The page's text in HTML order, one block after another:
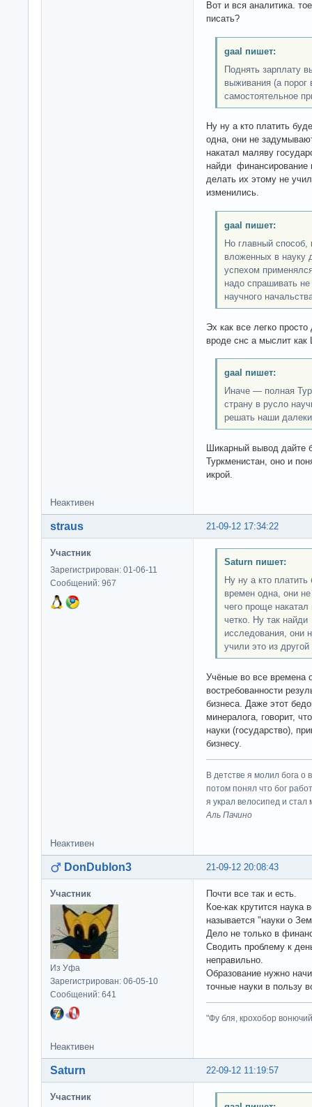
Вот и вся аналитика.
писать?
gaal пишет:
Поднять зарплату
выживания (а
самостоятельное
Ну ну а кто платить
одна, они не
накатал маляву
найди финансирование
делать их этому не
изменились.
gaal пишет:
Но главный способ,
вложенных в науку
успехом
надо спрашивать
научного
Эх как все легко
вроде снс а мыслит как
gaal пишет:
Иначе — полная
страну в русло
решать наши
Шикарный вывод дайте
Туркменистан, оно и
икрой.
Неактивен
21-09-12 17:34:22
straus
Участник
Зарегистрирован: 01-06-11
Сообщений: 967
Saturn пишет:
Ну ну а кто
времен одна, они
чего проще накатал
четко. Ну так
исследования, они
учили это из
Учёные во все времена
востребованности
бизнеса. Даже этот
минералога, говорит,
науки (государство),
бизнесу.
В детстве я молил бога о
потом понял что бог
я украл велосипед и стал
Аль Пачино
Неактивен
21-09-12 20:08:43
DonDublon3
Участник
Из Уфа
Зарегистрирован: 06-05-10
Сообщений: 641
Почти все так и есть.
Кое-как крутится наука
называется "науки о
Дело не только в
Сводить проблему к
неправильно.
Образование нужно
точные науки в пользу
"Фу бля, крохобор
Неактивен
22-09-12 11:19:57
Saturn
Участник